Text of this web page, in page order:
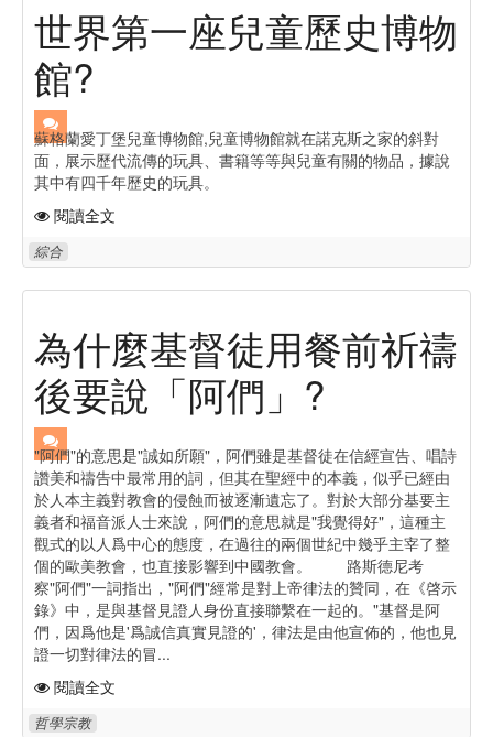
世界第一座兒童歷史博物
館?
蘇格蘭愛丁堡兒童博物館,兒童博物館就在諾克斯之家的斜對
面，展示歷代流傳的玩具、書籍等等與兒童有關的物品，據說
其中有四千年歷史的玩具。
閱讀全文
綜合
為什麼基督徒用餐前祈禱
後要說「阿們」?
"阿們"的意思是"誠如所願"，阿們雖是基督徒在信經宣告、唱詩
讚美和禱告中最常用的詞，但其在聖經中的本義，似乎已經由
於人本主義對教會的侵蝕而被逐漸遺忘了。對於大部分基要主
義者和福音派人士來說，阿們的意思就是"我覺得好"，這種主
觀式的以人爲中心的態度，在過往的兩個世紀中幾乎主宰了整
個的歐美教會，也直接影響到中國教會。 路斯德尼考
察"阿們"一詞指出，"阿們"經常是對上帝律法的贊同，在《啓示
錄》中，是與基督見證人身份直接聯繫在一起的。"基督是阿
們，因爲他是'爲誠信真實見證的'，律法是由他宣佈的，他也見
證一切對律法的冒...
閱讀全文
哲學宗教